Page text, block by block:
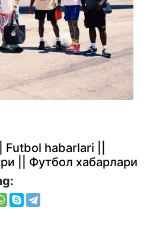
habarlari ||
|| Футбол хабарлари